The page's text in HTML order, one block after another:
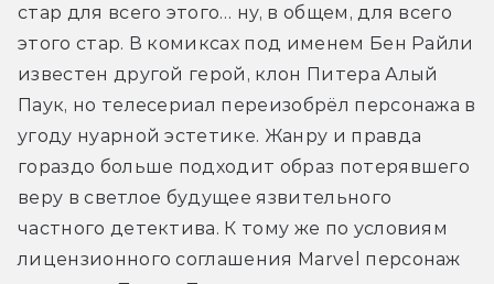
стар для всего этого… ну, в общем, для всего
этого стар. В комиксах под именем Бен Райли
известен другой герой, клон Питера Алый
Паук, но телесериал переизобрёл персонажа в
угоду нуарной эстетике. Жанру и правда
гораздо больше подходит образ потерявшего
веру в светлое будущее язвительного
частного детектива. К тому же по условиям
лицензионного соглашения Marvel персонаж